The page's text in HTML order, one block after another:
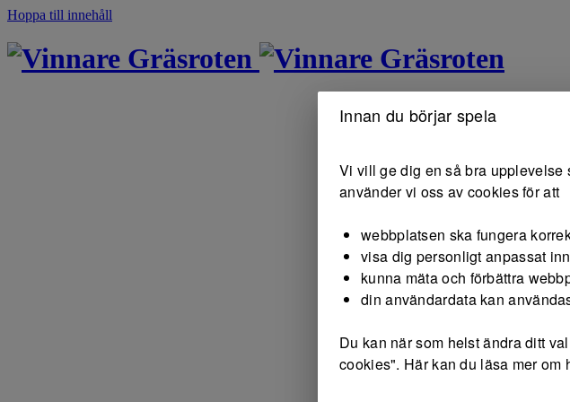
Hoppa till innehåll
Gräsroten Gräsroten
Innan du börjar spela
Vi vill ge dig en så bra upplevelse
använder vi oss av cookies för att
webbplatsen ska fungera
visa dig personligt anpassat
kunna mäta och förbättra
din användardata kan
Du kan när som helst ändra ditt
cookies". Här kan du läsa mer om